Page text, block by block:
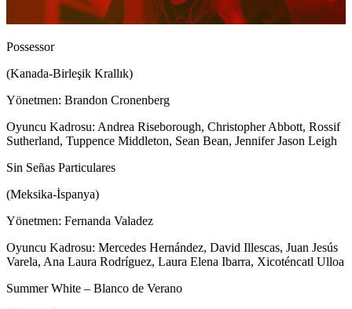
Possessor
(Kanada-Birleşik Krallık)
Yönetmen: Brandon Cronenberg
Oyuncu Kadrosu: Andrea Riseborough, Christopher Abbott, Rossif
Sutherland, Tuppence Middleton, Sean Bean, Jennifer Jason Leigh
Sin Señas Particulares
(Meksika-İspanya)
Yönetmen: Fernanda Valadez
Oyuncu Kadrosu: Mercedes Hernández, David Illescas, Juan Jesús
Varela, Ana Laura Rodríguez, Laura Elena Ibarra, Xicoténcatl Ulloa
Summer White – Blanco de Verano